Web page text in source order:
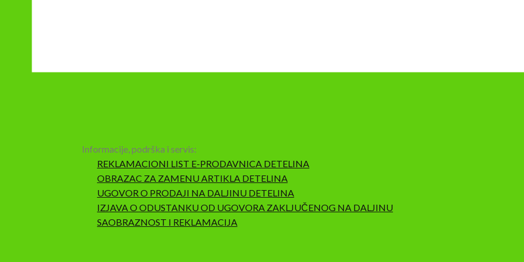
Informacije, podrška i servis:
REKLAMACIONI LIST E-PRODAVNICA DETELINA
OBRAZAC ZA ZAMENU ARTIKLA DETELINA
UGOVOR O PRODAJI NA DALJINU DETELINA
IZJAVA O ODUSTANKU OD UGOVORA ZAKLJUČENOG NA DALJINU
SAOBRAZNOST I REKLAMACIJA